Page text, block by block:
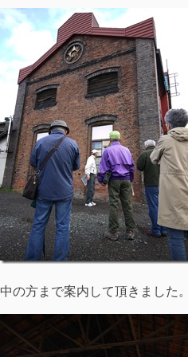
中の方まで案内して頂きました